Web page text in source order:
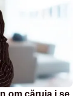
om căruia i se